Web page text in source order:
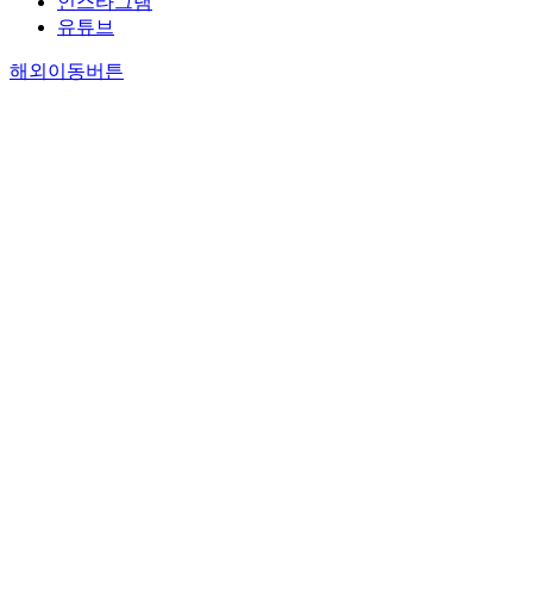
유튜브
해외이동버튼